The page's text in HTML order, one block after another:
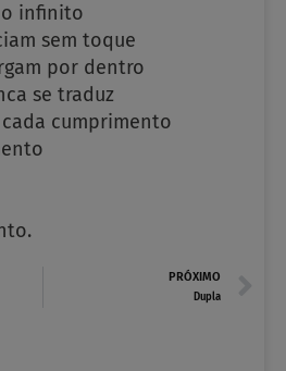
o infinito
sem toque
por dentro
se traduz
cumprimento
PRÓXIMO
Dupla